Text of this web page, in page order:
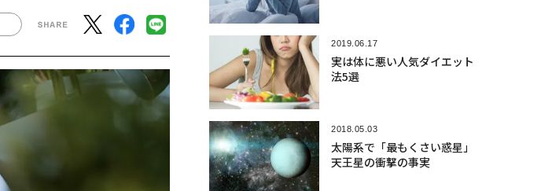
2019.06.17
実は体に悪い人気ダイエット
法5選
2018.05.03
太陽系で「最もくさい惑星」
天王星の衝撃の事実